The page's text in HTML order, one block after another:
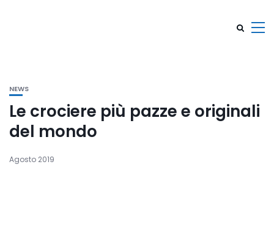
NEWS
Le crociere più pazze e originali
del mondo
Agosto 2019